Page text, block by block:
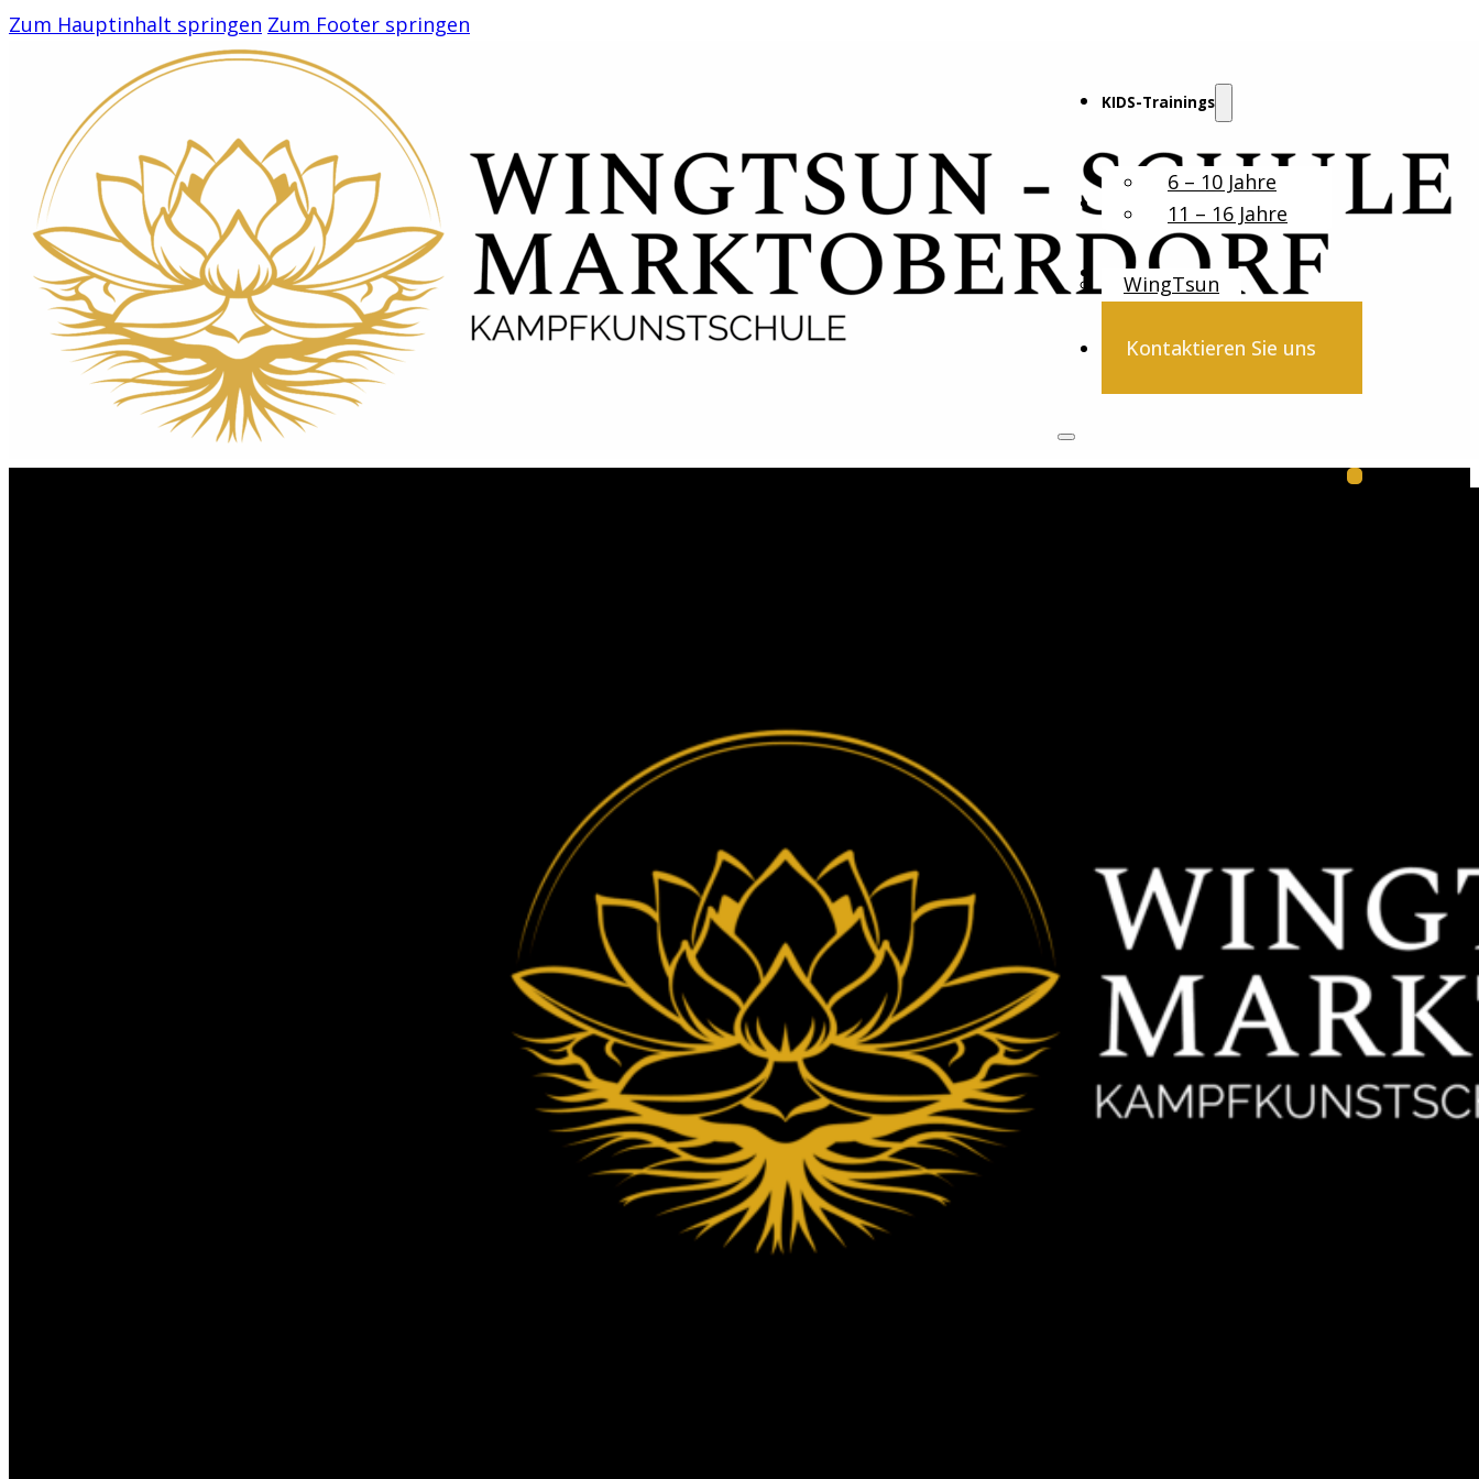
Zum Hauptinhalt springen Zum Footer springen
KIDS-Trainings
6 – 10 Jahre
11 – 16 Jahre
Erwachsene
WingTsun
Kontaktieren Sie uns
Follow us on